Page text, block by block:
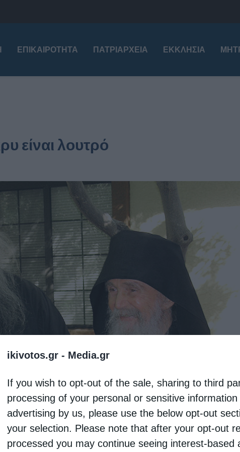
ikivotos.gr - Media.gr
If you wish to opt-out of the sale, sharing to third
processing of your personal or sensitive
advertising by us, please use the below opt-out
your selection. Please note that after your opt-out
processed you may continue seeing interest-based
ΕΠΙΚΑΙΡΌΤΗΤΑ ΠΑΤΡΙΑΡΧΕΊΑ ΕΚΚΛΗΣΊΑ
είναι λουτρό
με το λουτρό. Όπως το λουτρό ανακουφίζει